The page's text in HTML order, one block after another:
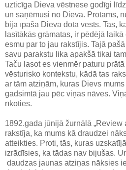
uzticīga Dieva vēstnese godīgi
un saņēmusi no Dieva. Protams,
bija īpaša Dieva dota vēsts. Tas,
lasītākās grāmatas, ir pēdējā
esmu par to jau rakstījis. Tajā
savu parakstu lika apakšā tikai
Taču lasot es vienmēr paturu
vēsturisko kontekstu, kādā tas
ar tām atziņām, kuras Dievs
gadsimtā jau pēc viņas nāves.
rīkoties.
1892.gada jūnijā žurnālā „Review
rakstīja, ka mums kā draudzei
atteikties. Proti, tās, kuras
izrādīsies, ka tādas nav bijušas.
daudzas jaunas atziņas nāksies